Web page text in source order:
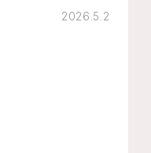
2026.5.2